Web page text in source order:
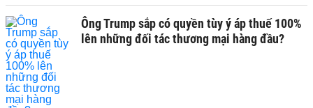
Ông Trump sắp có quyền tùy ý áp thuế 100%
lên những đối tác thương mại hàng đầu?